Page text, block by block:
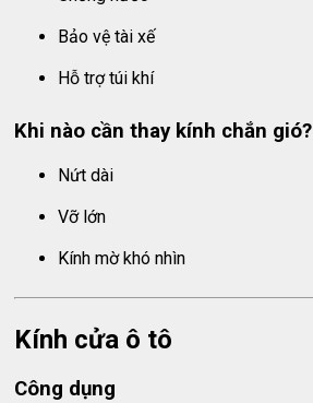
Bảo vệ tài xế
Hỗ trợ túi khí
Khi nào cần thay kính chắn gió?
Nứt dài
Vỡ lớn
Kính mờ khó nhìn
Kính cửa ô tô
Công dụng